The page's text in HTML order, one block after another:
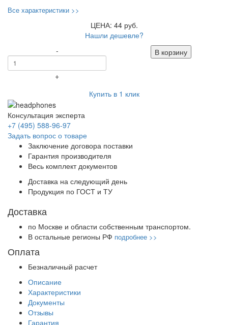
Все характеристики >>
ЦЕНА: 44 руб.
Нашли дешевле?
-
+
В корзину
Купить в 1 клик
Консультация эксперта
+7 (495) 588-96-97
Задать вопрос о товаре
Заключение договора поставки
Гарантия производителя
Весь комплект документов
Доставка на следующий день
Продукция по ГОСТ и ТУ
Доставка
по Москве и области собственным транспортом.
В остальные регионы РФ подробнее >>
Оплата
Безналичный расчет
Описание
Характеристики
Документы
Отзывы
Гарантия